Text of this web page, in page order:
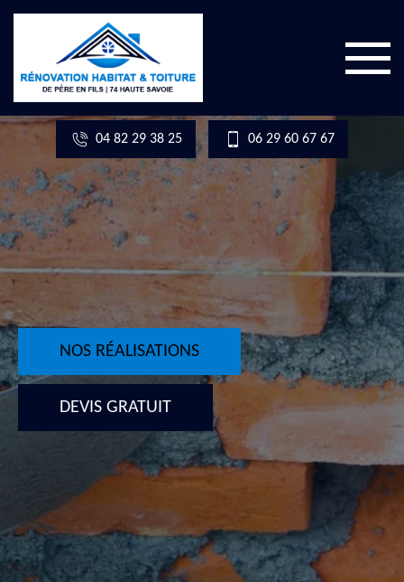
04 82 29 38 25 06 29 60 67 67
NOS RÉALISATIONS
DEVIS GRATUIT